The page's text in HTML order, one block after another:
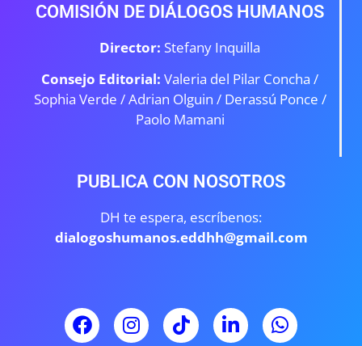
COMISIÓN DE DIÁLOGOS HUMANOS
Director: Stefany Inquilla
Consejo Editorial: Valeria del Pilar Concha /
Sophia Verde /Adrian Olguin / Derassú Ponce /
Paolo Mamani
PUBLICA CON NOSOTROS
DH te espera, escríbenos:
dialogoshumanos.eddhh@gmail.com